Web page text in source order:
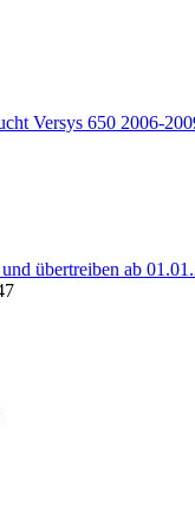
Versys 650 2006-
übertreiben ab